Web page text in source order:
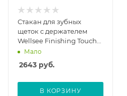
Стакан для зубных
щеток с держателем
Wellsee Finishing Touch
182506000
Мало
2643 руб.
В КОРЗИНУ